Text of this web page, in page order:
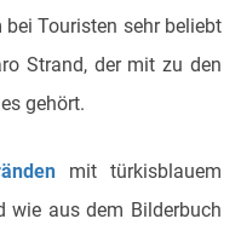
Touristen sehr beliebt
Strand, der mit zu den
gehört.
mit türkisblauem
wie aus dem Bilderbuch